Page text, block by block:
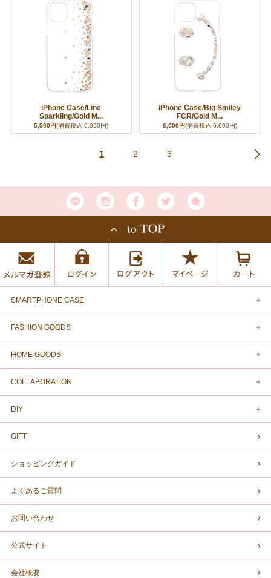
iPhone Case/Line
Sparkling/Gold M...
5,500円(消費税込:6,050円)
iPhone Case/Big Smiley
FCR/Gold M...
6,000円(消費税込:6,600円)
1 2 3
SMARTPHONE CASE
FASHION GOODS
HOME GOODS
COLLABORATION
DIY
GIFT
ショッピングガイド
よくあるご質問
お問い合わせ
公式サイト
会社概要